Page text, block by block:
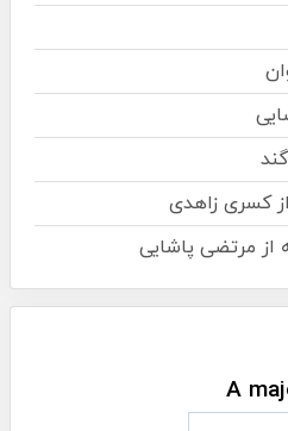
کسری زاهدی
مرتضی پاشایی
A